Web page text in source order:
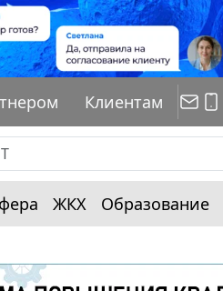
Клиентам
ЖКХ Образование